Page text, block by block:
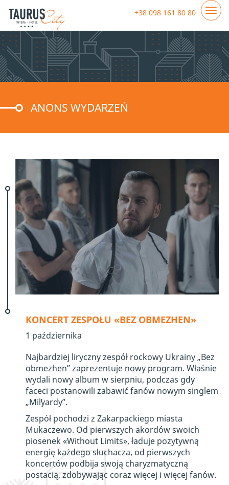
+38 098 161 80 80
ANONS WYDARZEŃ
KONCERT ZESPOŁU «BEZ OBMEZHEN»
1 października
Najbardziej liryczny zespół rockowy Ukrainy „Bez
obmezhen” zaprezentuje nowy program. Właśnie
wydali nowy album w sierpniu, podczas gdy
faceci postanowili zabawić fanów nowym singlem
„Milʹyardy”.
Zespół pochodzi z Zakarpackiego miasta
Mukaczewo. Od pierwszych akordów swoich
piosenek «Without Limits», ładuje pozytywną
energię każdego słuchacza, od pierwszych
koncertów podbija swoją charyzmatyczną
postacią, zdobywając coraz więcej i więcej fanów.